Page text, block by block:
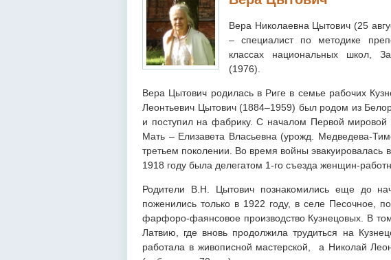
Вера Николаевна Цытович (25
– специалист по методике
классах национальных школ,
(1976).
Вера Цытович родилась в Риге в семье рабочих
Леонтьевич Цытович (1884–1959) был родом из
и поступил на фабрику. С началом Первой
Мать – Елизавета Власьевна (урожд. Медведева-
третьем поколении. Во время войны эвакуировалась
1918 году была делегатом 1-го съезда женщин-
Родители В.Н. Цытович познакомились еще до
поженились только в 1922 году, в селе Песочное,
фарфоро-фаянсовое производство Кузнецовых. В
Латвию, где вновь продолжила трудиться на
работала в живописной мастерской, а Николай